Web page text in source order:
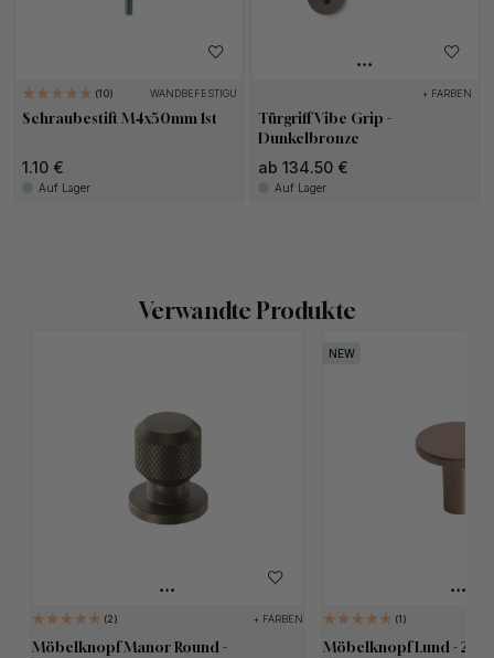
10 WANDBEFESTIGUNG
Schraubestift M4x50mm 1st
1.10 €
Auf Lager
+ FARBEN
Türgriff Vibe Grip -
Dunkelbronze
ab 134.50 €
Auf Lager
Verwandte Produkte
2 + FARBEN
Möbelknopf Manor Round -
1
Möbelknopf Lund -